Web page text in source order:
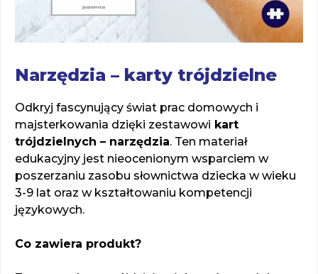
Narzędzia – karty trójdzielne
Odkryj fascynujący świat prac domowych i
majsterkowania dzięki zestawowi kart
trójdzielnych – narzędzia. Ten materiał
edukacyjny jest nieocenionym wsparciem w
poszerzaniu zasobu słownictwa dziecka w wieku
3-9 lat oraz w kształtowaniu kompetencji
językowych.
Co zawiera produkt?